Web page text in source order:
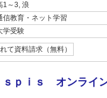
1～3, 浪
信教育・ネット学習
学受験
て資料請求（無料）
ｓｐｉｓ オンライ